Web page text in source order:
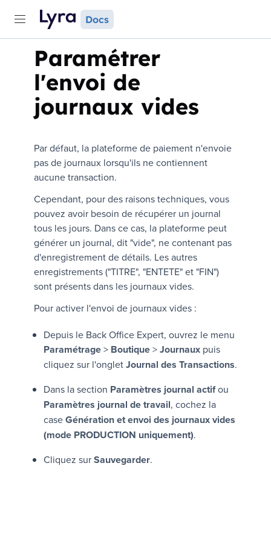
Docs
Paramétrer
l'envoi de
journaux vides
Par défaut, la plateforme de paiement n'envoie
pas de journaux lorsqu'ils ne contiennent
aucune transaction.
Cependant, pour des raisons techniques, vous
pouvez avoir besoin de récupérer un journal
tous les jours. Dans ce cas, la plateforme peut
générer un journal, dit "vide", ne contenant pas
d'enregistrement de détails. Les autres
enregistrements ("TITRE", "ENTETE"et "FIN")
sont présents dans les journaux vides.
Pour activer l'envoi de journaux vides :
Depuis le Back Office Expert, ouvrez le menu
Paramétrage> Boutique>Journaux puis
cliquez sur l'ongletJournal des Transactions.
Dans la section Paramètres journal actifou
Paramètres journal de travail, cochez la
caseGénération et envoi des journaux vides
(mode PRODUCTION uniquement).
Cliquez surSauvegarder.